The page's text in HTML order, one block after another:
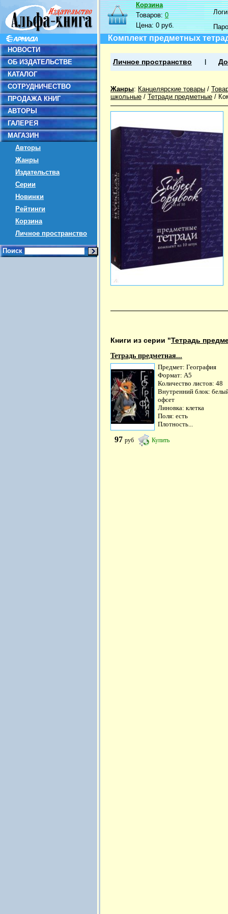
НОВОСТИ
ОБ ИЗДАТЕЛЬСТВЕ
КАТАЛОГ
СОТРУДНИЧЕСТВО
ПРОДАЖА КНИГ
АВТОРЫ
ГАЛЕРЕЯ
МАГАЗИН
Авторы
Жанры
Издательства
Серии
Новинки
Рейтинги
Корзина
Личное пространство
Поиск
Корзина
Товаров:0
Цена:0 руб.
Комплект предметных
Личное пространство
Жанры: Канцелярские товары /
школьные / Тетради предметные /
Книги из серии "Тетрадь
Тетрадь предметная...
Предмет: География
Формат: А5
Количество листов: 48
Внутренний блок:
офсет
Линовка: клетка
Поля: есть
Плотность...
97 руб Купить